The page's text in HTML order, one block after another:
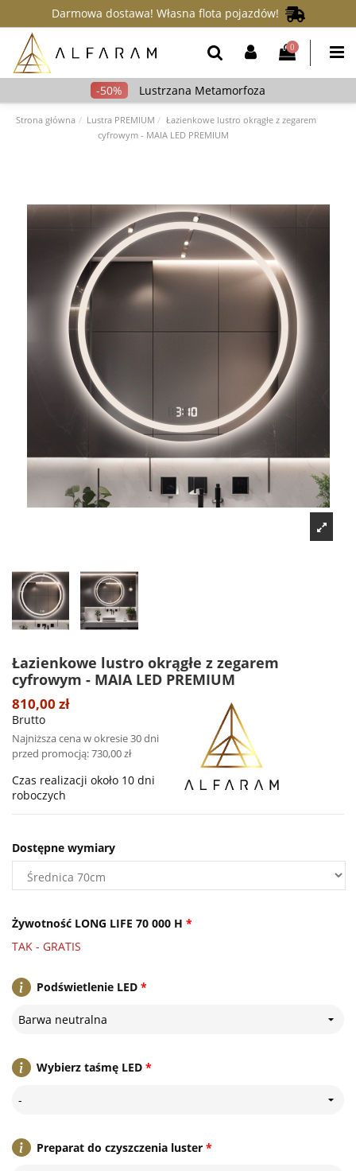
Darmowa dostawa! Własna flota pojazdów!
0
Lustrzana Metamorfoza
Strona główna Lustra PREMIUM
Łazienkowe lustro okrągłe z zegarem
cyfrowym - MAIA LED PREMIUM
Łazienkowe lustro okrągłe z zegarem
cyfrowym - MAIA LED PREMIUM
810,00 zł
Brutto
Najniższa cena w okresie 30 dni
przed promocją:730,00 zł
Czas realizacji około 10 dni
roboczych
*
Żywotność LONG LIFE 70 000 H
TAK - GRATIS
*
Podświetlenie LED
Barwa neutralna
*
Wybierz taśmę LED
-
*
Preparat do czyszczenia luster
Dostępne wymiary